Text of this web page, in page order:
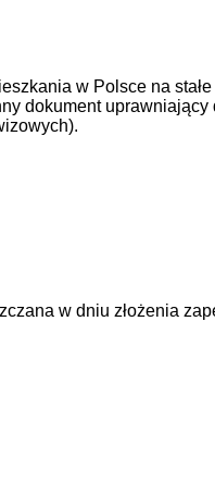
w Polsce na stałe
dokument
w dniu złożenia